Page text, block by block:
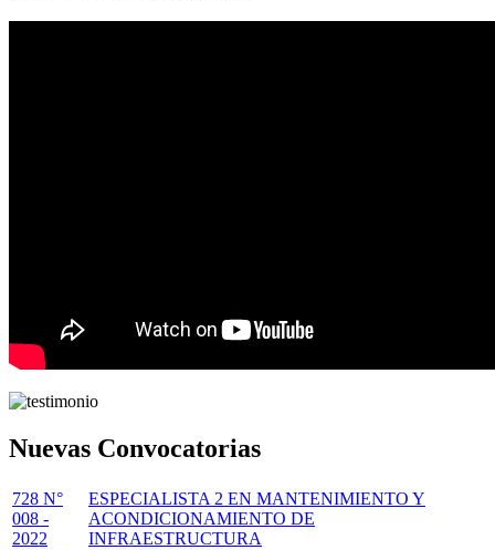
Nuevas Convocatorias
728 N°
008 -
2022
ESPECIALISTA 2 EN MANTENIMIENTO Y
ACONDICIONAMIENTO DE
INFRAESTRUCTURA